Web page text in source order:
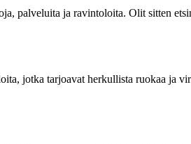
palveluita ja ravintoloita. Olit sitten
jotka tarjoavat herkullista ruokaa ja